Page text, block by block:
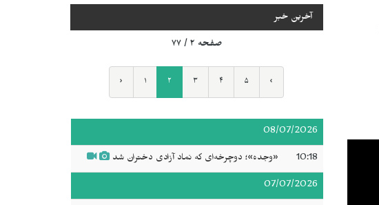
آخرین خبر
صفحه ۲ / ۷۷
‹ ۱ ۲ ۳ ۴ ۵ ›
08/07/2026
10:18 «وجده»؛ دوچرخه‌ای که نماد آزادی دختران شد
07/07/2026